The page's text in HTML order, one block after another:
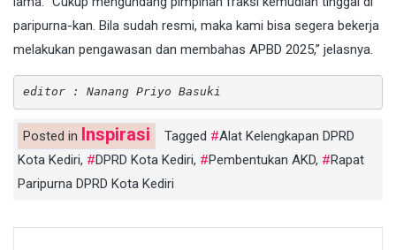
paripurna-kan. Bila sudah resmi, maka kami bisa segera bekerja
melakukan pengawasan dan membahas APBD 2025,” jelasnya.
editor : Nanang Priyo Basuki
Posted in Inspirasi Tagged
Alat Kelengkapan DPRD
Kota Kediri, DPRD Kota Kediri, Pembentukan AKD,
Rapat
Paripurna DPRD Kota Kediri